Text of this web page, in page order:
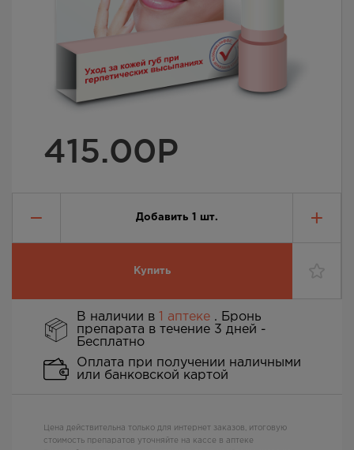
415.00Р
Добавить 1 шт.
Купить
В наличии в 1 аптеке . Бронь
препарата в течение 3 дней -
Бесплатно
Оплата при получении наличными
или банковской картой
Цена действительна только для интернет заказов, итоговую
стоимость препаратов уточняйте на кассе в аптеке